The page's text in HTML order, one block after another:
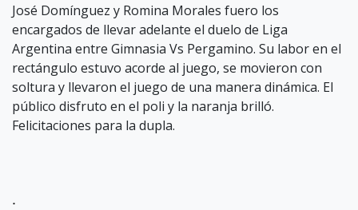
José Domínguez y Romina Morales fuero los
encargados de llevar adelante el duelo de Liga
Argentina entre Gimnasia Vs Pergamino. Su labor en el
rectángulo estuvo acorde al juego, se movieron con
soltura y llevaron el juego de una manera dinámica. El
público disfruto en el poli y la naranja brilló.
Felicitaciones para la dupla.
.